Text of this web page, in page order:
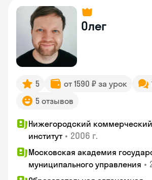
Олег
5 от 1590 ₽ за урок
5 отзывов
Нижегородский коммерческий
институт • 2006 г.
Московская академия
муниципального управления •